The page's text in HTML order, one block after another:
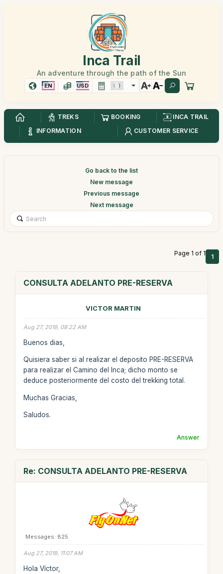
Inca Trail
An adventure through the path of the Sun
EN USD
TREKS BOOKING
INCA TRAIL
INFORMATION
CUSTOMER SERVICE
Go back to the list
New message
Previous message
Next message
Page 1 of 1 1
CONSULTA ADELANTO PRE-RESERVA
VICTOR MARTIN
Aug 27, 2019, 08:22 AM
Buenos dias,
Quisiera saber si al realizar el deposito PRE-RESERVA
para realizar el Camino del Inca; dicho monto se
deduce posteriormente del costo del trekking total.
Muchas Gracias,
Saludos.
Answer
Re: CONSULTA ADELANTO PRE-RESERVA
Messages: 825
Aug 27, 2019, 11:07 AM
Hola Víctor,